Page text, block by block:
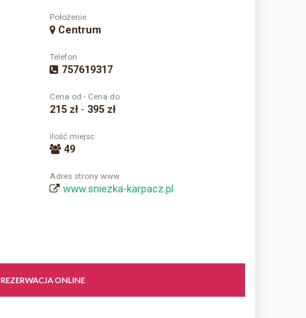
Położenie
Centrum
Telefon
757619317
Cena od - Cena do
215 zł- 395 zł
ilość miejsc
49
Adres strony www
www.sniezka-karpacz.pl
REZERWACJA ONLINE